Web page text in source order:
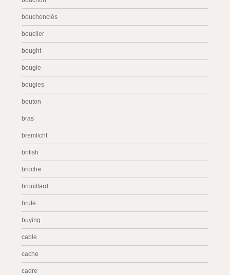
bouchonclés
bouclier
bought
bougie
bougies
bouton
bras
bremlicht
british
broche
brouillard
brute
buying
cable
cache
cadre